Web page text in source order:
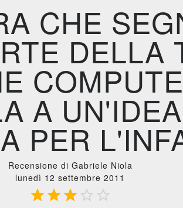
CHE
DELLA
A
PER
Recensione di Gabriele Niola
lunedì 12 settembre 2011
  